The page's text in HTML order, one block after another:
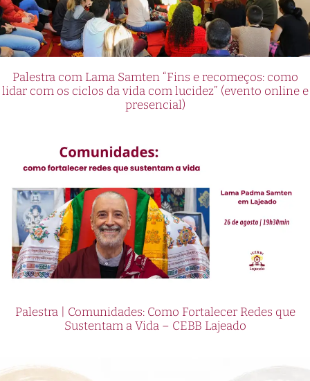
Palestra com Lama Samten “Fins e recomeços: como
lidar com os ciclos da vida com lucidez” (evento online e
presencial)
Palestra | Comunidades: Como Fortalecer Redes que
Sustentam a Vida – CEBB Lajeado